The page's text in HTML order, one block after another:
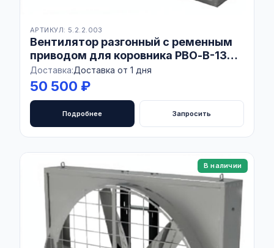
АРТИКУЛ: 5.2.2.003
Вентилятор разгонный с ременным
приводом для коровника РВО-В-1380
Combo AISI430
Доставка:Доставка от 1 дня
50 500 ₽
Подробнее Запросить
В наличии